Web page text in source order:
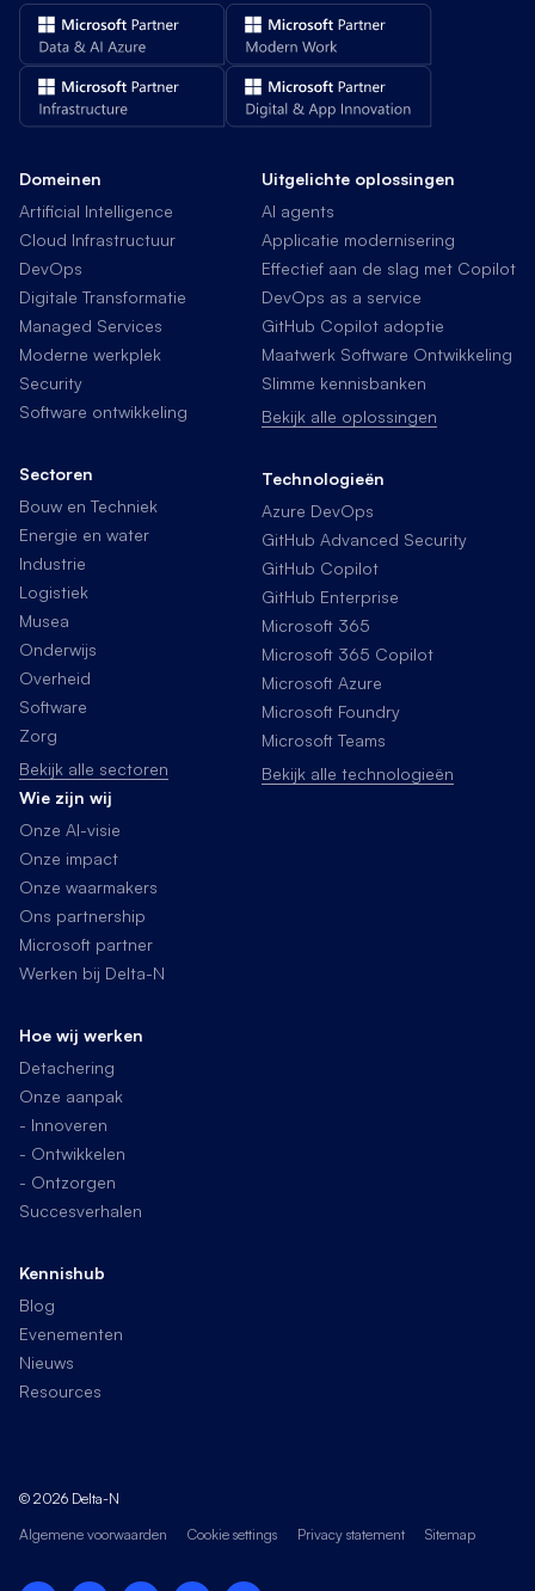
Domeinen
Artificial Intelligence
Cloud Infrastructuur
DevOps
Digitale Transformatie
Managed Services
Moderne werkplek
Security
Software ontwikkeling
Sectoren
Bouw en Techniek
Energie en water
Industrie
Logistiek
Musea
Onderwijs
Overheid
Software
Zorg
Bekijk alle sectoren
Uitgelichte oplossingen
AI agents
Applicatie modernisering
Effectief aan de slag met Copilot
DevOps as a service
GitHub Copilot adoptie
Maatwerk Software Ontwikkeling
Slimme kennisbanken
Bekijk alle oplossingen
Technologieën
Azure DevOps
GitHub Advanced Security
GitHub Copilot
GitHub Enterprise
Microsoft 365
Microsoft 365 Copilot
Microsoft Azure
Microsoft Foundry
Microsoft Teams
Bekijk alle technologieën
Wie zijn wij
Onze AI-visie
Onze impact
Onze waarmakers
Ons partnership
Microsoft partner
Werken bij Delta-N
Hoe wij werken
Detachering
Onze aanpak
- Innoveren
- Ontwikkelen
- Ontzorgen
Succesverhalen
Kennishub
Blog
Evenementen
Nieuws
Resources
© 2026 Delta-N
Algemene voorwaarden
Cookie settings Privacy statement Sitemap